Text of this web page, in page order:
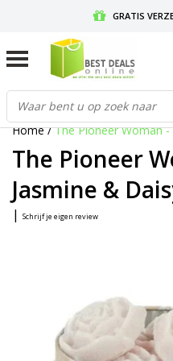
GRATIS
GRATIS
Home/The Pioneer Woman
The Pioneer
Jasmine &
| Schrijf je eigen review